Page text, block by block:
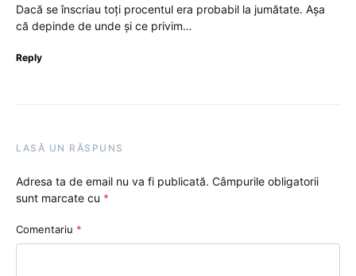
Dacă se înscriau toți procentul era probabil la jumătate. Așa
că depinde de unde și ce privim…
Reply
LASĂ UN RĂSPUNS
Adresa ta de email nu va fi publicată. Câmpurile obligatorii
sunt marcate cu *
Comentariu *